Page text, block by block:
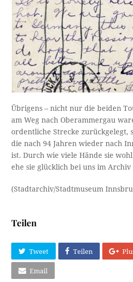
Übrigens – nicht nur die beiden
am Weg nach Oberammergau
ordentliche Strecke zurückgelegt,
die nach 94 Jahren wieder nach
ist. Durch wie viele Hände sie
ehe sie glücklich bei uns im Archiv
(Stadtarchiv/Stadtmuseum
Teilen
Tweet Teilen
Email